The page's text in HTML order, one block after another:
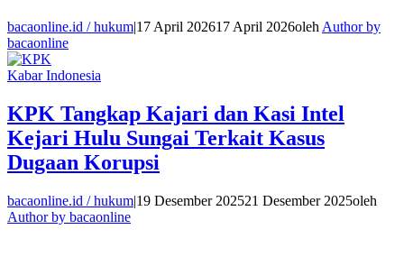
bacaonline.id / hukum|17 April 202617 April 2026oleh Author by
bacaonline
Kabar Indonesia
KPK Tangkap Kajari dan Kasi Intel
Kejari Hulu Sungai Terkait Kasus
Dugaan Korupsi
bacaonline.id / hukum|19 Desember 202521 Desember 2025oleh
Author by bacaonline